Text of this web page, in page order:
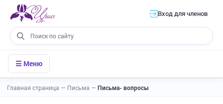
Вход для членов
☰ Меню
Главная страница — Письма — Письма- вопросы